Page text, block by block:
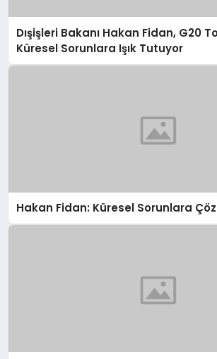
Dışişleri Bakanı Hakan Fidan, G20
Küresel Sorunlara Işık Tutuyor
Hakan Fidan: Küresel Sorunlara